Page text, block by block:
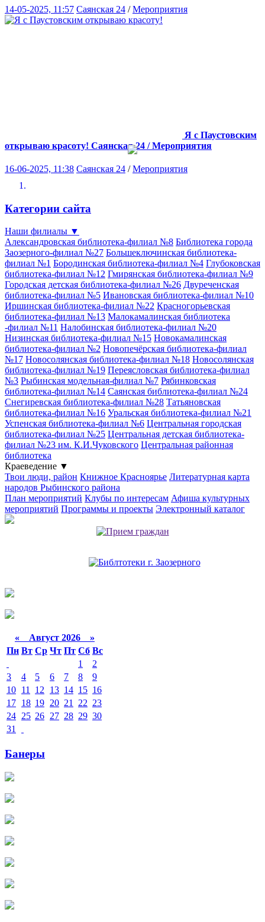
14-05-2025, 11:57 Саянская 24 /Мероприятия
Я с Паустовским
открываю красоту! Саянская 24 / Мероприятия
16-06-2025, 11:38 Саянская 24 /Мероприятия
Категории сайта
Наши филиалы ▼
Александровская библиотека-филиал №8 Библиотека города
Заозерного-филиал №27 Большеключинская библиотека-
филиал №1 Бородинская библиотека-филиал №4 Глубоковская
библиотека-филиал №12 Гмирянская библиотека-филиал №9
Городская детская библиотека-филиал №26 Двуреченская
библиотека-филиал №5 Ивановская библиотека-филиал №10
Иршинская библиотека-филиал №22 Красногорьевская
библиотека-филиал №13 Малокамалинская библиотека
-филиал №11 Налобинская библиотека-филиал №20
Низинская библиотека-филиал №15 Новокамалинская
библиотека-филиал №2 Новопечёрская библиотека-филиал
№17 Новосолянская библиотека-филиал №18 Новосолянская
библиотека-филиал №19 Переясловская библиотека-филиал
№3 Рыбинская модельная-филиал №7 Рябинковская
библиотека-филиал №14 Саянская библиотека-филиал №24
Снегиревская библиотека-филиал №28 Татьяновская
библиотека-филиал №16 Уральская библиотека-филиал №21
Успенская библиотека-филиал №6 Центральная городская
библиотека-филиал №25 Центральная детская библиотека-
филиал №23 им. К.И.Чуковского Центральная районная
библиотека
Краеведение ▼
Твои люди, район Книжное Красноярье Литературная карта
народов Рыбинского района
План мероприятий Клубы по интересам Афиша культурных
мероприятий Программы и проекты Электронный каталог
« Август 2026 »
Пн Вт Ср Чт Пт Сб Вс
1
2
3
4 5 6 7 8
9
10 11 12 13 14 15 16
17 18 19 20 21 22 23
24 25 26 27 28 29 30
31
Банеры